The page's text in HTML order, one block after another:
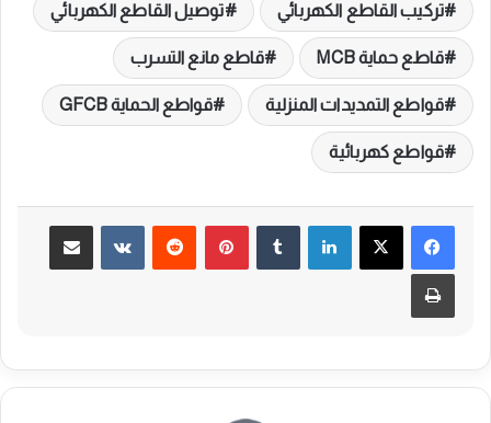
تركيب القاطع الكهربائي توصيل القاطع الكهربائي
قاطع حماية MCB قاطع مانع التسرب
قواطع التمديدات المنزلية قواطع الحماية GFCB
قواطع كهربائية
لينكدإن
‏Tumblr بينتيريست
‏Reddit
‏VKontakte مشاركة عبر البريد
طباعة